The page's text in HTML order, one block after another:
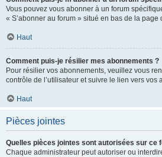
Vous pouvez vous abonner à un forum
« S’abonner au forum » situé en bas de la page
Haut
Comment puis-je résilier mes abonnements ?
Pour résilier vos abonnements, veuillez vous
contrôle de l’utilisateur et suivre le lien vers vos
Haut
Pièces jointes
Quelles pièces jointes sont autorisées sur ce
Chaque administrateur peut autoriser ou